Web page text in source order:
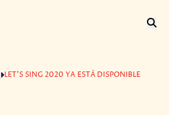
LET'S SING 2020 YA ESTÁ DISPONIBLE